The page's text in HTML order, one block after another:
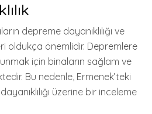
depreme dayanıklılığı ve
oldukça önemlidir. Depremlere
için binaların sağlam ve
Bu nedenle, Ermenek’teki
üzerine bir inceleme